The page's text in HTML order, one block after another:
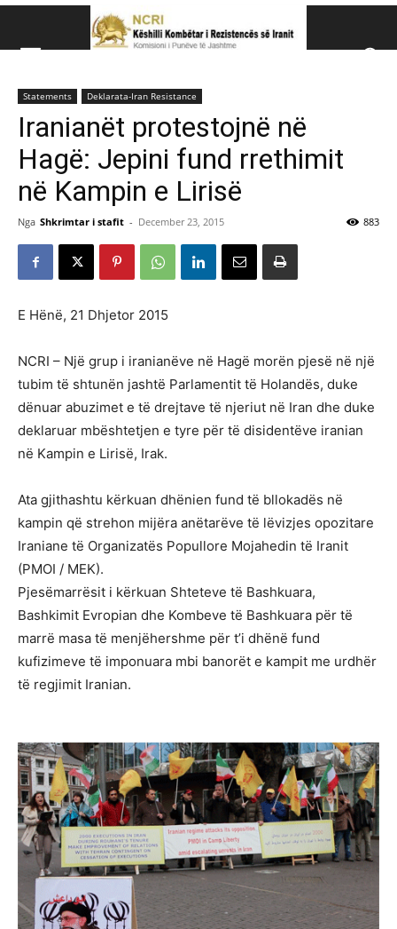
Këshillit Kombëtar të Rezistencës së Iranit (NCRI)
Statements Deklarata-Iran Resistance
Iranianët protestojnë në
Hagë: Jepini fund rrethimit
në Kampin e Lirisë
Nga Shkrimtar i stafit - December 23, 2015 883
E Hënë, 21 Dhjetor 2015
NCRI – Një grup i iranianëve në Hagë morën pjesë në një
tubim të shtunën jashtë Parlamentit të Holandës, duke
dënuar abuzimet e të drejtave të njeriut në Iran dhe duke
deklaruar mbështetjen e tyre për të disidentëve iranian
në Kampin e Lirisë, Irak.
Ata gjithashtu kërkuan dhënien fund të bllokadës në
kampin që strehon mijëra anëtarëve të lëvizjes opozitare
Iraniane të Organizatës Popullore Mojahedin të Iranit
(PMOI / MEK).
Pjesëmarrësit i kërkuan Shteteve të Bashkuara,
Bashkimit Evropian dhe Kombeve të Bashkuara për të
marrë masa të menjëhershme për t’i dhënë fund
kufizimeve të imponuara mbi banorët e kampit me urdhër
të regjimit Iranian.